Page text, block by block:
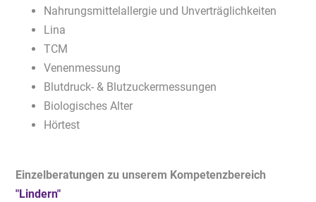
Nahrungsmittelallergie und Unverträglichkeiten
Lina
TCM
Venenmessung
Blutdruck- & Blutzuckermessungen
Biologisches Alter
Hörtest
Einzelberatungen zu unserem Kompetenzbereich
"Lindern"